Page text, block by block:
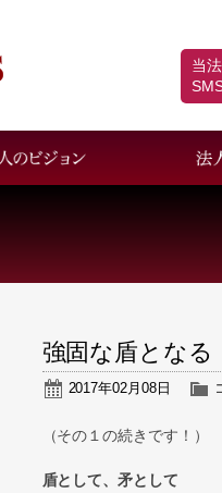
当
強固な盾とな
2017年02月08日
（その１の続きです！）
盾として、矛として